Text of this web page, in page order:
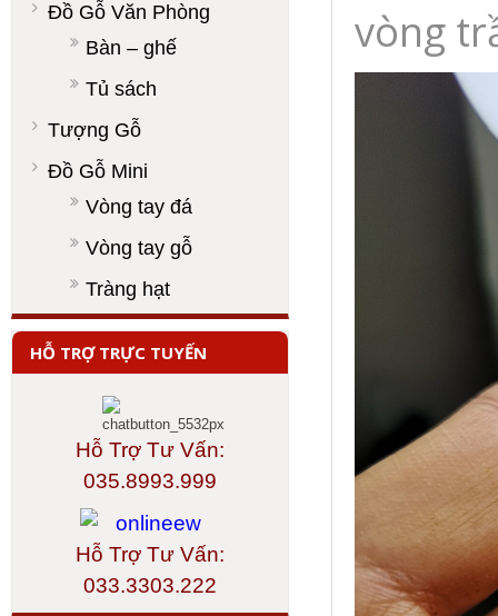
vòng
Đồ Gỗ Văn Phòng
Bàn – ghế
Tủ sách
Tượng Gỗ
Đồ Gỗ Mini
Vòng tay đá
Vòng tay gỗ
Tràng hạt
HỖ TRỢ TRỰC TUYẾN
Hỗ Trợ Tư Vấn:
035.8993.999
Hỗ Trợ Tư Vấn:
033.3303.222